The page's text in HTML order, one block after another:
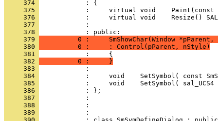
     374
     375
     376
     377
            :
     378
     379
0 :     SmShowChar(Window *pParent,
     380
          0 :     : Control(pParent, nStyle)
     381
     382
          0 :     }
     383
     384
     385
     386
     387
     388
     389